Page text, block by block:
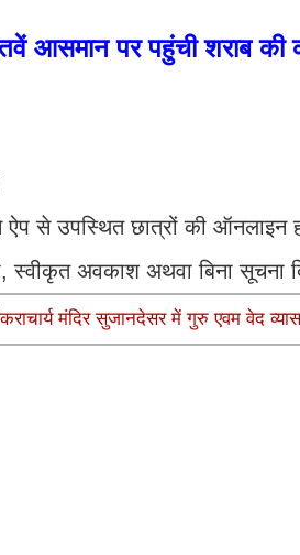
आसमान पर पहुंची शराब
से उपस्थित छात्रों की ऑनलाइन
स्वीकृत अवकाश अथवा बिना सूचना
मंदिर सुजानदेसर में गुरु एवम वेद व्यास